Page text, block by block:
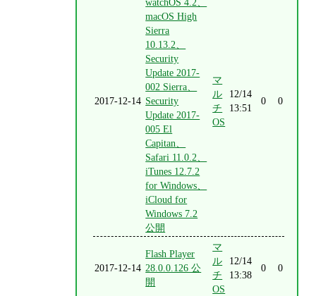
2017-12-14
watchOS 4.2、
macOS High
Sierra
10.13.2、
Security
Update 2017-
002 Sierra、
Security
Update 2017-
005 El
Capitan、
Safari 11.0.2、
iTunes 12.7.2
for Windows、
iCloud for
Windows 7.2
公開
マ
ル
チ
OS
12/14
13:51
0 0
2017-12-14
Flash Player
28.0.0.126 公
開
マ
ル
チ
OS
12/14
13:38
0 0